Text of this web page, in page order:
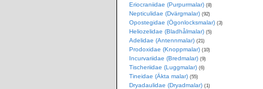
Eriocraniidae (Purpurmalar) (8)
Nepticulidae (Dvärgmalar) (92)
Opostegidae (Ögonlocksmalar) (3)
Heliozelidae (Bladhålmalar) (5)
Adelidae (Antennmalar) (21)
Prodoxidae (Knoppmalar) (10)
Incurvariidae (Bredmalar) (9)
Tischeriidae (Luggmalar) (6)
Tineidae (Äkta malar) (55)
Dryadaulidae (Dryadmalar) (1)